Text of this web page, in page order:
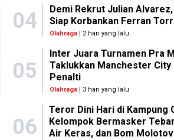
04
Demi Rekrut Julian
Siap Korbankan Ferran
Olahraga| 2 hari yang lalu
05
Inter Juara Turnamen Pra
Taklukkan Manchester City
Penalti
Olahraga| 3 hari yang lalu
06
Teror Dini Hari di Kampung
Kelompok Bermasker
Air Keras, dan Bom Molotov